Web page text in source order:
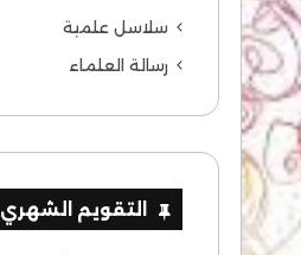
سلاسل علمية
رسالة العلماء
التقويم الشهري